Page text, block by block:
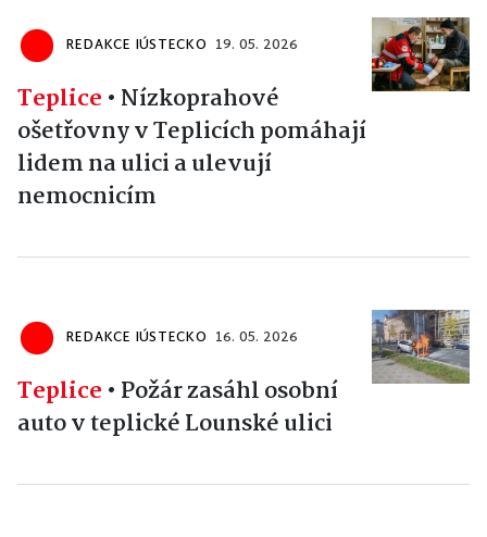
REDAKCE IÚSTECKO 19. 05. 2026
Teplice • Nízkoprahové
ošetřovny v Teplicích pomáhají
lidem na ulici a ulevují
nemocnicím
REDAKCE IÚSTECKO 16. 05. 2026
Teplice • Požár zasáhl osobní
auto v teplické Lounské ulici